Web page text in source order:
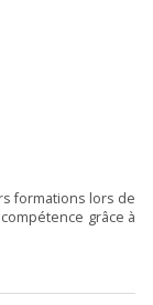
formations lors de
grâce à